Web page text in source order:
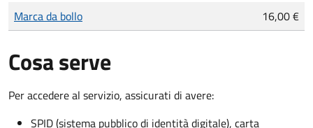
Tipo di pagamento
Importo
Marca da bollo 16,00 €
Cosa serve
Per accedere al servizio, assicurati di avere:
SPID (sistema pubblico di identità digitale), carta